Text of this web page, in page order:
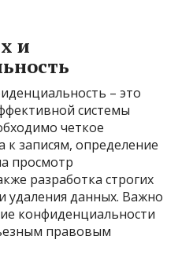
и
– это
системы
четкое
к записям, определение
просмотр
разработка строгих
удаления данных. Важно
конфиденциальности
правовым